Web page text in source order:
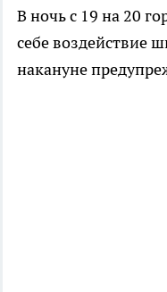
В ночь с 19 на 20
себе воздействие
накануне